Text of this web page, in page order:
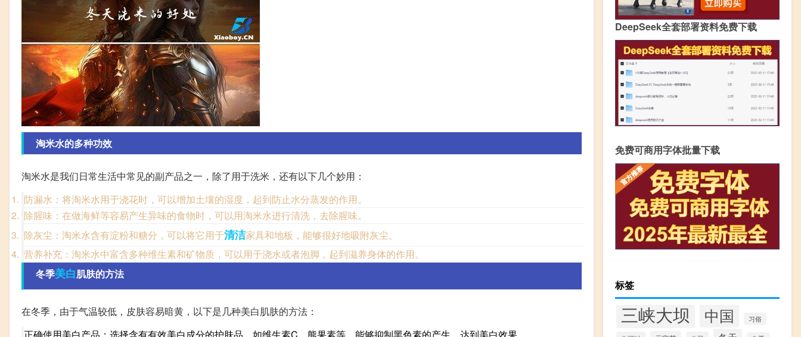
淘米水的多种功效
淘米水是我们日常生活中常见的副产品之一，除了用于洗米，还有以下几个妙用：
防漏水：将淘米水用于浇花时，可以增加土壤的湿度，起到防止水分蒸发的作用。
除腥味：在做海鲜等容易产生异味的食物时，可以用淘米水进行清洗，去除腥味。
除灰尘：淘米水含有淀粉和糖分，可以将它用于清洁家具和地板，能够很好地吸附灰尘。
营养补充：淘米水中富含多种维生素和矿物质，可以用于浇水或者泡脚，起到滋养身体的作用。
冬季美白肌肤的方法
在冬季，由于气温较低，皮肤容易暗黄，以下是几种美白肌肤的方法：
DeepSeek全套部署资料免费下载
免费可商用字体批量下载
标签
三峡大坝 中国 习俗